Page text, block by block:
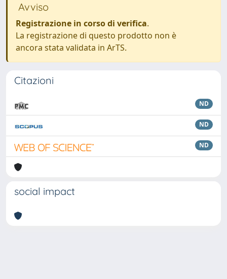
Avviso
Registrazione in corso di verifica.
La registrazione di questo prodotto non è
ancora stata validata in ArTS.
Citazioni
ND
ND
ND
social impact